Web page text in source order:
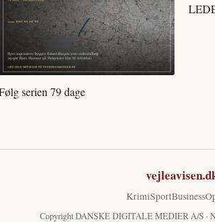
serien 79 dage
KrimiSportBusiness
Copyright DANSKE DIGITALE MEDIER A/S ·